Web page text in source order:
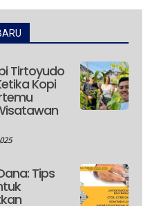
Tirtoyudo
Kopi
Tips